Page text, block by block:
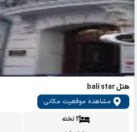
هتل bali star
مشاهده موقعیت مکانی
2 تخته